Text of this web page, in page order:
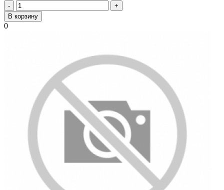
-
+
В корзину
0